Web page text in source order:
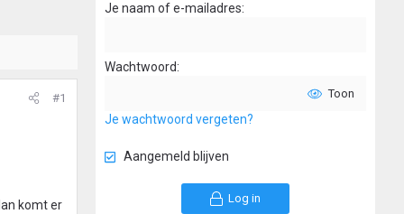
#1
komt er
Je naam of e-mailadres
Wachtwoord
Toon
Je wachtwoord vergeten?
Aangemeld blijven
Log in